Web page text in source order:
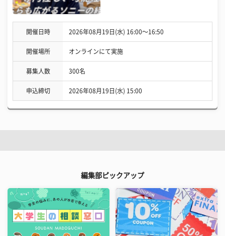
開催日時 2026年08月19日(水) 16:00〜16:50
開催場所 オンラインにて実施
募集人数 300名
申込締切 2026年08月19日(水) 15:00
編集部ピックアップ